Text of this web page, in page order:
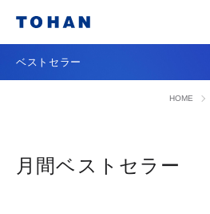
ベストセラー
HOME
月間ベストセラー